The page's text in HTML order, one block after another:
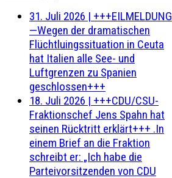
31. Juli 2026 | +++EILMELDUNG
—Wegen der dramatischen
Flüchtluingssituation in Ceuta
hat Italien alle See- und
Luftgrenzen zu Spanien
geschlossen+++
18. Juli 2026 | +++CDU/CSU-
Fraktionschef Jens Spahn hat
seinen Rücktritt erklärt+++ .In
einem Brief an die Fraktion
schreibt er: „Ich habe die
Parteivorsitzenden von CDU